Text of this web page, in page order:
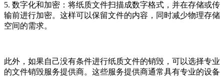
5. 数字化和加密：将纸质文件扫描成数字格式，并在存储或传
输前进行加密。这样可以保留文件的内容，同时减少物理存储
空间的需求。
此外，如果自己没有条件进行纸质文件的销毁，可以选择专业
的文件销毁服务提供商。这些服务提供商通常具有专业的设备